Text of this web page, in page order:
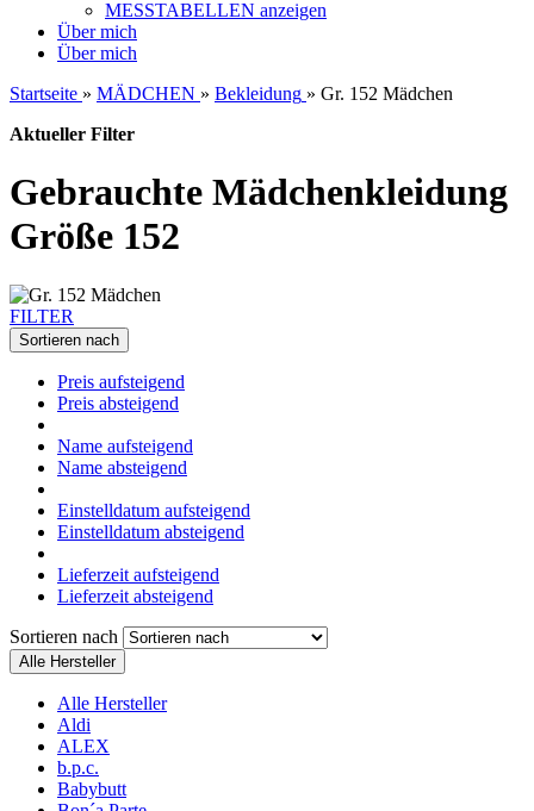
MESSTABELLEN anzeigen
Über mich
Über mich
Startseite » MÄDCHEN » Bekleidung » Gr. 152 Mädchen
Aktueller Filter
Gebrauchte Mädchenkleidung
Größe 152
FILTER
Sortieren nach
Preis aufsteigend
Preis absteigend
Name aufsteigend
Name absteigend
Einstelldatum aufsteigend
Einstelldatum absteigend
Lieferzeit aufsteigend
Lieferzeit absteigend
Sortieren nach
Alle Hersteller
Alle Hersteller
Aldi
ALEX
b.p.c.
Babybutt